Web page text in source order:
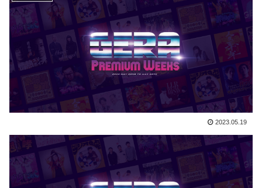
2023.05.19